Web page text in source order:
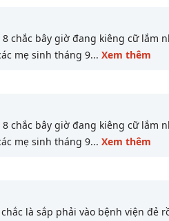
chắc bây giờ đang kiêng cữ lắm
mẹ sinh tháng 9... Xem thêm
chắc bây giờ đang kiêng cữ lắm
mẹ sinh tháng 9... Xem thêm
là sắp phải vào bệnh viện đẻ